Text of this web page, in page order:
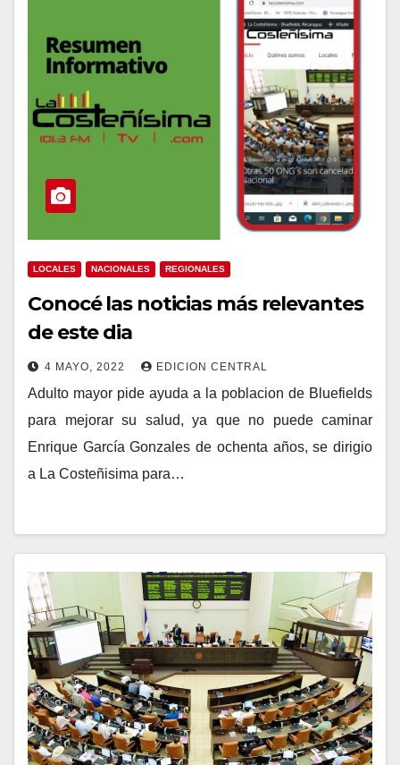
LOCALES NACIONALES REGIONALES
Conocé las noticias más relevantes
de este dia
4 MAYO, 2022 EDICION CENTRAL
Adulto mayor pide ayuda a la poblacion de Bluefields
para mejorar su salud, ya que no puede caminar
Enrique García Gonzales de ochenta años, se dirigio
a La Costeñisima para…